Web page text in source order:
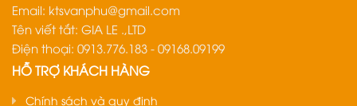
Email: ktsvanphu@gmail.com
Tên viết tắt: GIA LE .,LTD
Điện thoại: 0913.776.183 - 09168.09199
HỖ TRỢ KHÁCH HÀNG
Chính sách và quy định